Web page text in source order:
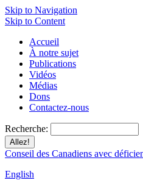
Skip to Navigation
Skip to Content
Accueil
À notre sujet
Publications
Vidéos
Médias
Dons
Contactez-nous
Recherche:
Conseil des Canadiens avec
English